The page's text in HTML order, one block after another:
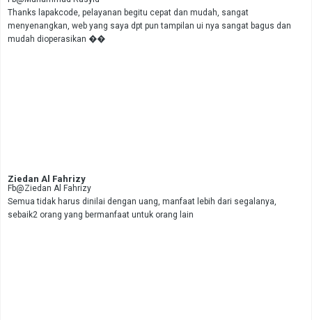
Thanks lapakcode, pelayanan begitu cepat dan mudah, sangat
menyenangkan, web yang saya dpt pun tampilan ui nya sangat bagus dan
mudah dioperasikan ��
Ziedan Al Fahrizy
Fb@Ziedan Al Fahrizy
Semua tidak harus dinilai dengan uang, manfaat lebih dari segalanya,
sebaik2 orang yang bermanfaat untuk orang lain